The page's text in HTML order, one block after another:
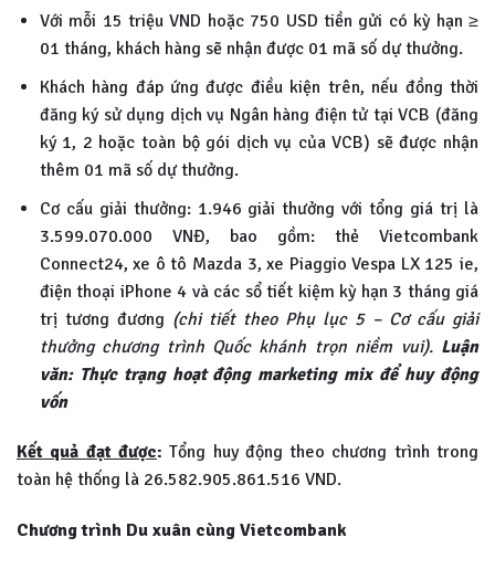
Với mỗi 15 triệu VND hoặc 750 USD tiền gửi có kỳ hạn ≥
01 tháng, khách hàng sẽ nhận được 01 mã số dự thưởng.
Khách hàng đáp ứng được điều kiện trên, nếu đồng thời
đăng ký sử dụng dịch vụ Ngân hàng điện tử tại VCB (đăng
ký 1, 2 hoặc toàn bộ gói dịch vụ của VCB) sẽ được nhận
thêm 01 mã số dự thưởng.
Cơ cấu giải thưởng: 1.946 giải thưởng với tổng giá trị là
3.599.070.000 VNĐ, bao gồm: thẻ Vietcombank
Connect24, xe ô tô Mazda 3, xe Piaggio Vespa LX 125 ie,
điện thoại iPhone 4 và các sổ tiết kiệm kỳ hạn 3 tháng giá
trị tương đương (chi tiết theo Phụ lục 5 – Cơ cấu giải
thưởng chương trình Quốc khánh trọn niềm vui). Luận
văn: Thực trạng hoạt động marketing mix để huy động
vốn
Kết quả đạt được: Tổng huy động theo chương trình trong
toàn hệ thống là 26.582.905.861.516 VND.
Chương trình Du xuân cùng Vietcombank